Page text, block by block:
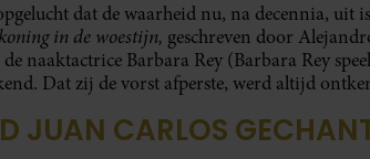
dat de waarheid nu, na decennia,
in de woestijn, geschreven door
naaktactrice Barbara Rey (Barbara Rey
Dat zij de vorst afperste, werd altijd
JUAN CARLOS